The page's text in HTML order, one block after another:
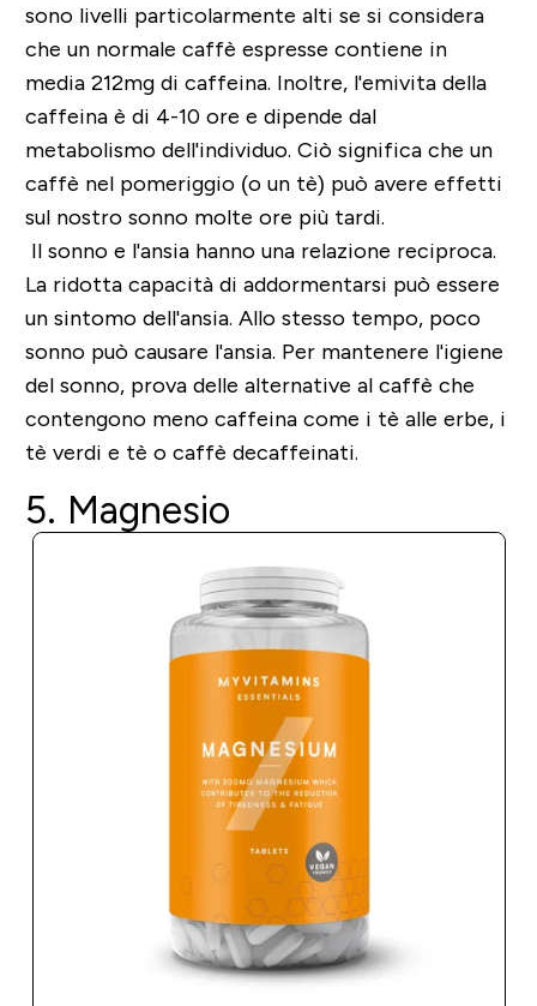
sono livelli particolarmente alti se si considera
che un normale caffè espresse contiene in
media 212mg di caffeina. Inoltre, l'emivita della
caffeina è di 4-10 ore e dipende dal
metabolismo dell'individuo. Ciò significa che un
caffè nel pomeriggio (o un tè) può avere effetti
sul nostro sonno molte ore più tardi.
Il sonno e l'ansia hanno una relazione reciproca.
La ridotta capacità di addormentarsi può essere
un sintomo dell'ansia. Allo stesso tempo, poco
sonno può causare l'ansia. Per mantenere l'igiene
del sonno, prova delle alternative al caffè che
contengono meno caffeina come i tè alle erbe, i
tè verdi e tè o caffè decaffeinati.
5. Magnesio